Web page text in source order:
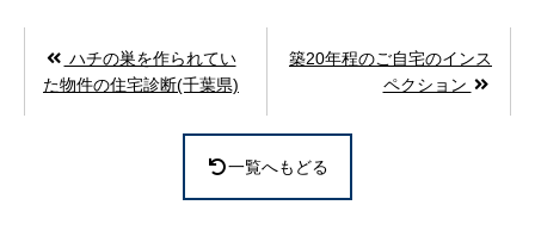
ハチの巣を作られてい
た物件の住宅診断(千葉県)
築20年程のご自宅のインス
ペクション
一覧へもどる